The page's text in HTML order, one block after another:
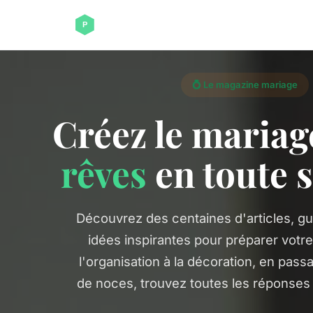
💍 Le magazine mariage
Créez le
rêves en toute
Découvrez des centaines d'articles,
idées inspirantes pour préparer
l'organisation à la décoration, en
de noces, trouvez toutes les